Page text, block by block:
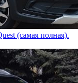
(самая полная).